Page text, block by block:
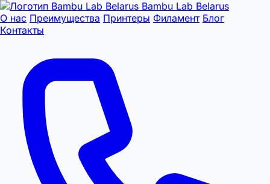
Bambu Lab Belarus
О нас Преимущества Принтеры Филамент Блог
Контакты